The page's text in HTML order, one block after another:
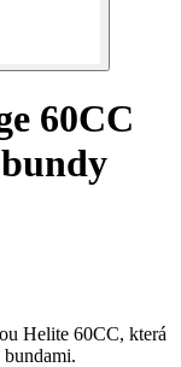
60CC
Helite 60CC, která